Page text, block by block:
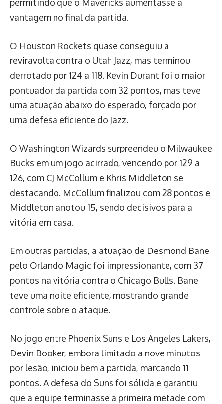
permitindo que o Mavericks aumentasse a
vantagem no final da partida.
O Houston Rockets quase conseguiu a
reviravolta contra o Utah Jazz, mas terminou
derrotado por 124 a 118. Kevin Durant foi o maior
pontuador da partida com 32 pontos, mas teve
uma atuação abaixo do esperado, forçado por
uma defesa eficiente do Jazz.
O Washington Wizards surpreendeu o Milwaukee
Bucks em um jogo acirrado, vencendo por 129 a
126, com CJ McCollum e Khris Middleton se
destacando. McCollum finalizou com 28 pontos e
Middleton anotou 15, sendo decisivos para a
vitória em casa.
Em outras partidas, a atuação de Desmond Bane
pelo Orlando Magic foi impressionante, com 37
pontos na vitória contra o Chicago Bulls. Bane
teve uma noite eficiente, mostrando grande
controle sobre o ataque.
No jogo entre Phoenix Suns e Los Angeles Lakers,
Devin Booker, embora limitado a nove minutos
por lesão, iniciou bem a partida, marcando 11
pontos. A defesa do Suns foi sólida e garantiu
que a equipe terminasse a primeira metade com